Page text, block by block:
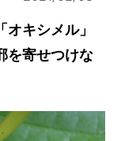
キシメル」
を寄せつけな